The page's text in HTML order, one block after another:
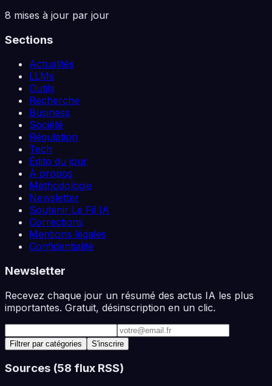
8 mises à jour par jour
Sections
Actualités
LLMs
Outils
Recherche
Business
Société
Régulation
Tech
Édito du jour
À propos
Méthodologie
Newsletter
Soutenir Le Fil IA
Corrections
Mentions légales
Confidentialité
Newsletter
Recevez chaque jour un résumé des actus IA les plus
importantes. Gratuit, désinscription en un clic.
Adresse e-mail
Filtrer par catégories S'inscrire
Sources (58 flux RSS)